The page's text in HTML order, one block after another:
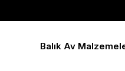
Balık Av